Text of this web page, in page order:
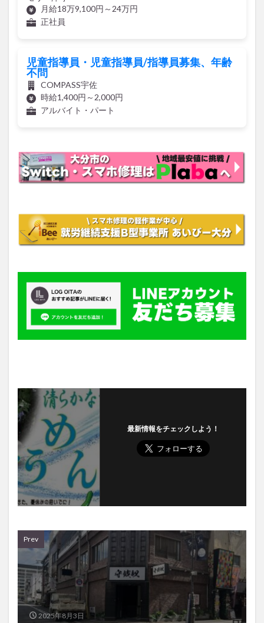
月給18万9,100円～24万円
正社員
児童指導員・児童指導員/指導員募集、年齢
不問
COMPASS宇佐
時給1,400円～2,000円
アルバイト・パート
最新情報をチェックしよう！
Prev
2025年8月3日